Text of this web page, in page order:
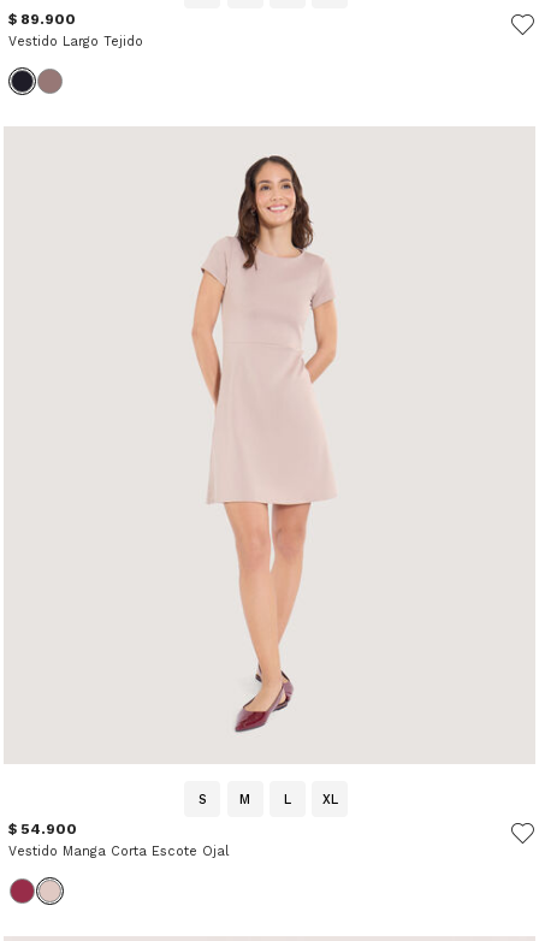
$ 89.900
Vestido Largo Tejido
S M L XL
$ 54.900
Vestido Manga Corta Escote Ojal